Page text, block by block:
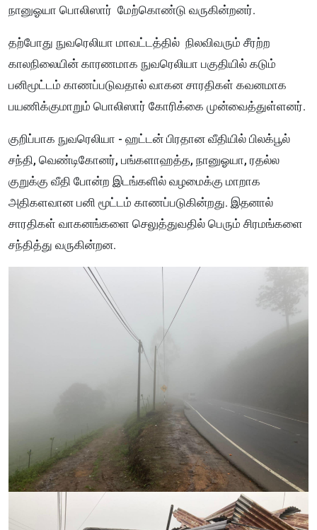
நானுஓயா பொலிஸார் மேற்கொண்டு வருகின்றனர்.
தற்போது நுவரெலியா மாவட்டத்தில் நிலவிவரும் சீரற்ற
காலநிலையின் காரணமாக நுவரெலியா பகுதியில் கடும்
பனிமூட்டம் காணப்படுவதால் வாகன சாரதிகள் கவனமாக
பயணிக்குமாறும் பொலிஸார் கோரிக்கை முன்வைத்துள்ளனர்.
குறிப்பாக நுவரெலியா - ஹட்டன் பிரதான வீதியில் பிலக்பூல்
சந்தி, வெண்டிகோனர், பங்களாஹத்த, நானுஓயா, ரதல்ல
குறுக்கு வீதி போன்ற இடங்களில் வழமைக்கு மாறாக
அதிகளவான பனி மூட்டம் காணப்படுகின்றது. இதனால்
சாரதிகள் வாகனங்களை செலுத்துவதில் பெரும் சிரமங்களை
சந்தித்து வருகின்றன.